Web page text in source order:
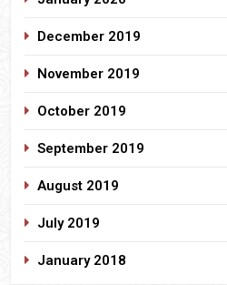
December 2019
November 2019
October 2019
September 2019
August 2019
July 2019
January 2018